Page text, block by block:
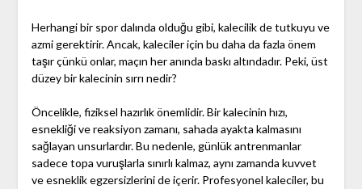
Herhangi bir spor dalında olduğu gibi, kalecilik de tutkuyu ve
azmi gerektirir. Ancak, kaleciler için bu daha da fazla önem
taşır çünkü onlar, maçın her anında baskı altındadır. Peki, üst
düzey bir kalecinin sırrı nedir?
Öncelikle, fiziksel hazırlık önemlidir. Bir kalecinin hızı,
esnekliği ve reaksiyon zamanı, sahada ayakta kalmasını
sağlayan unsurlardır. Bu nedenle, günlük antrenmanlar
sadece topa vuruşlarla sınırlı kalmaz, aynı zamanda kuvvet
ve esneklik egzersizlerini de içerir. Profesyonel kaleciler, bu